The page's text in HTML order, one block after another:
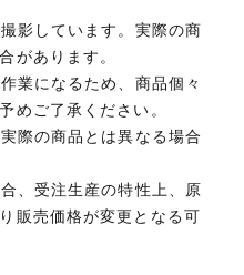
影しています。実際の商
があります。
業になるため、商品個々
めご了承ください。
際の商品とは異なる場合
、受注生産の特性上、原
販売価格が変更となる可